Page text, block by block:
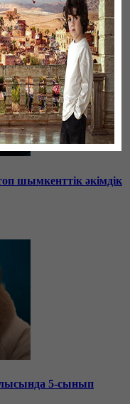
шымкенттік әкімдік
5-сынып